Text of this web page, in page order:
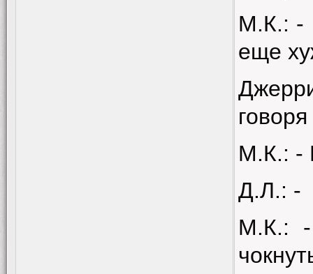
М.К.: -
еще
М.К.: -
Д.Л.: -
М.К.: -